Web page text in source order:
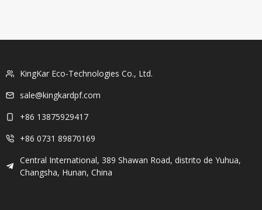
KingKar Eco-Technologies Co., Ltd.
sale@kingkardpf.com
+86 13875929417
+86 0731 89870169
Central International, 389 Shawan Road, distrito de Yuhua,
Changsha, Hunan, China